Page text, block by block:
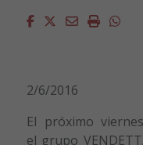
Facebook
Twitter
EmailImprimir
2/6/2016
El próximo
el grupo